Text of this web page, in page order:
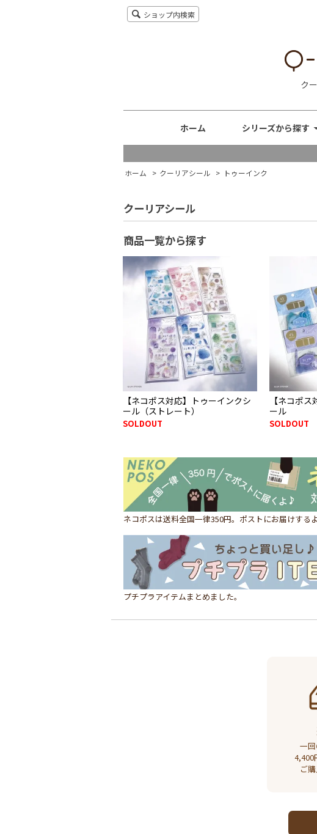
ショップ内検索
ク
ホーム シリーズから探す
ホーム > クーリアシール > トゥーインク
クーリアシール
商品一覧から探す
【ネコポス対応】トゥーインクシ
ール（ストレート）
SOLDOUT
【ネコポ
ール
SOLDOUT
ネコポスは送料全国一律350円。ポストにお届けする
プチプラアイテムまとめました。
一
4,400
ご